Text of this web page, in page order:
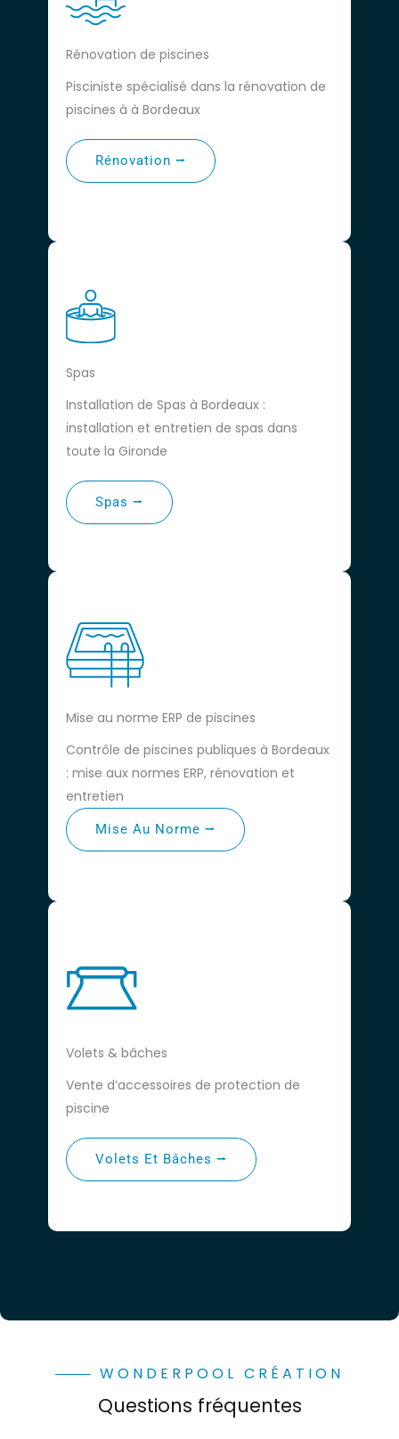
Rénovation de piscines
Pisciniste spécialisé dans la rénovation de
piscines à à Bordeaux
Rénovation ⭢
Spas
Installation de Spas à Bordeaux :
installation et entretien de spas dans
toute la Gironde
Spas ⭢
Mise au norme ERP de piscines
Contrôle de piscines publiques à Bordeaux
: mise aux normes ERP, rénovation et
entretien
Mise Au Norme ⭢
Volets & bâches
Vente d’accessoires de protection de
piscine
Volets Et Bâches ⭢
WONDERPOOL CRÉATION
Questions fréquentes